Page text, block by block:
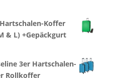
Koffer
& L) +Gepäckgurt
3er Hartschalen-
Rollkoffer